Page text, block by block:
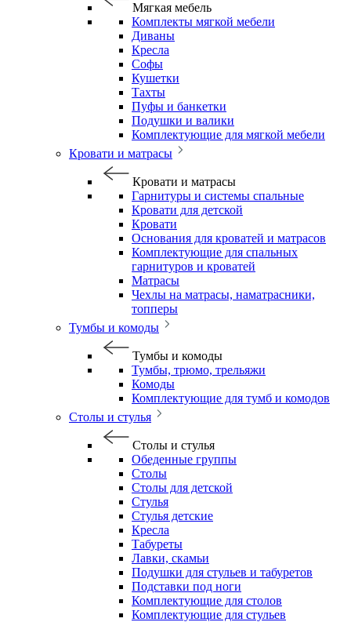
Мягкая мебель
Комплекты мягкой мебели
Диваны
Кресла
Софы
Кушетки
Тахты
Пуфы и банкетки
Подушки и валики
Комплектующие для мягкой мебели
Кровати и матрасы
Кровати и матрасы
Гарнитуры и системы спальные
Кровати для детской
Кровати
Основания для кроватей и матрасов
Комплектующие для спальных
гарнитуров и кроватей
Матрасы
Чехлы на матрасы, наматрасники,
топперы
Тумбы и комоды
Тумбы и комоды
Тумбы, трюмо, трельяжи
Комоды
Комплектующие для тумб и комодов
Столы и стулья
Столы и стулья
Обеденные группы
Столы
Столы для детской
Стулья
Стулья детские
Кресла
Табуреты
Лавки, скамьи
Подушки для стульев и табуретов
Подставки под ноги
Комплектующие для столов
Комплектующие для стульев